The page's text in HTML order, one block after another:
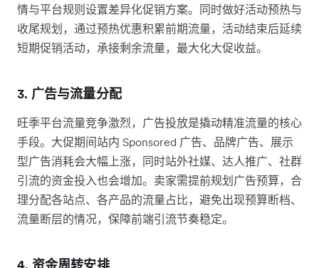
情与平台规则设置差异化促销方案。同时做好活动预热与
收尾规划，通过预热优惠积累前期流量，活动结束后延续
短期促销活动，承接剩余流量，最大化大促收益。
3. 广告与流量分配
旺季平台流量竞争激烈，广告投放是撬动精准流量的核心
手段。大促期间站内 Sponsored 广告、品牌广告、展示
型广告消耗会大幅上涨，同时站外社媒、达人推广、社群
引流的资金投入也会增加。卖家需提前规划广告预算，合
理分配各站点、各产品的流量占比，避免出现预算断档、
流量断层的情况，保障前端引流节奏稳定。
4. 资金周转安排